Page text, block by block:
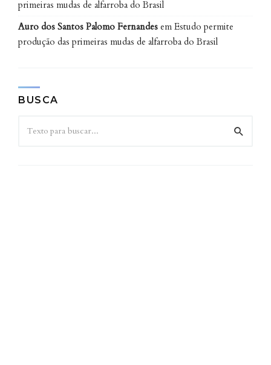
água. Já os fertilizantes de longa duração mantém os
nutrientes no solo por mais tempo. “A princípio, nos
testes controlados, verificamos que o fertilizante que
Publicado originalmente na edição 5, ano 3, da Revista Ciência
primeiras mudas de alfarroba do Brasil
Auro dos Santos Palomo Fernandes em Estudo permite
produção das primeiras mudas de alfarroba do Brasil
BUSCA